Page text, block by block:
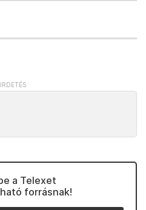
a Telexet
forrásnak!